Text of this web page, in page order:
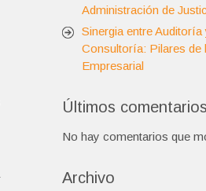
Administración de
Sinergia entre Auditoría
Consultoría: Pilares de
Empresarial
Últimos comentarios
No hay comentarios que
Archivo